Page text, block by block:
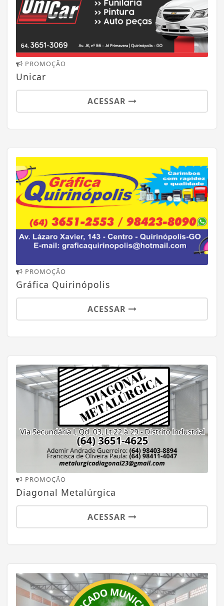
PROMOÇÃO
Unicar
ACESSAR
PROMOÇÃO
Gráfica Quirinópolis
ACESSAR
PROMOÇÃO
Diagonal Metalúrgica
ACESSAR